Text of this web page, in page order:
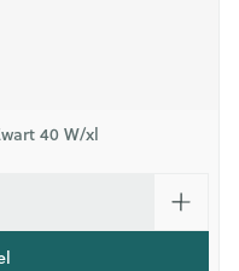
40 W/xl